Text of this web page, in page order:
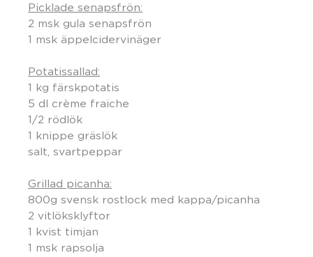
Picklade senapsfrön:
2 msk gula senapsfrön
1 msk äppelcidervinäger
Potatissallad:
1 kg färskpotatis
5 dl crème fraiche
1/2 rödlök
1 knippe gräslök
salt, svartpeppar
Grillad picanha:
800g svensk rostlock med kappa/picanha
2 vitlöksklyftor
1 kvist timjan
1 msk rapsolja